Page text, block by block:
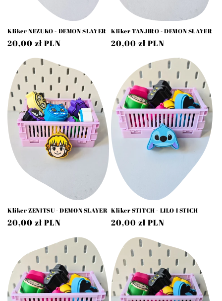
Kliker NEZUKO - DEMON SLAYER
Cena
regularna
20,00 zł PLN
Kliker TANJIRO - DEMON SLAYER
Cena
20,00 zł PLN
Kliker ZENITSU - DEMON SLAYER
Cena
20,00 zł PLN
Kliker STITCH - LILO I STICH
Cena
regularna
20,00 zł PLN